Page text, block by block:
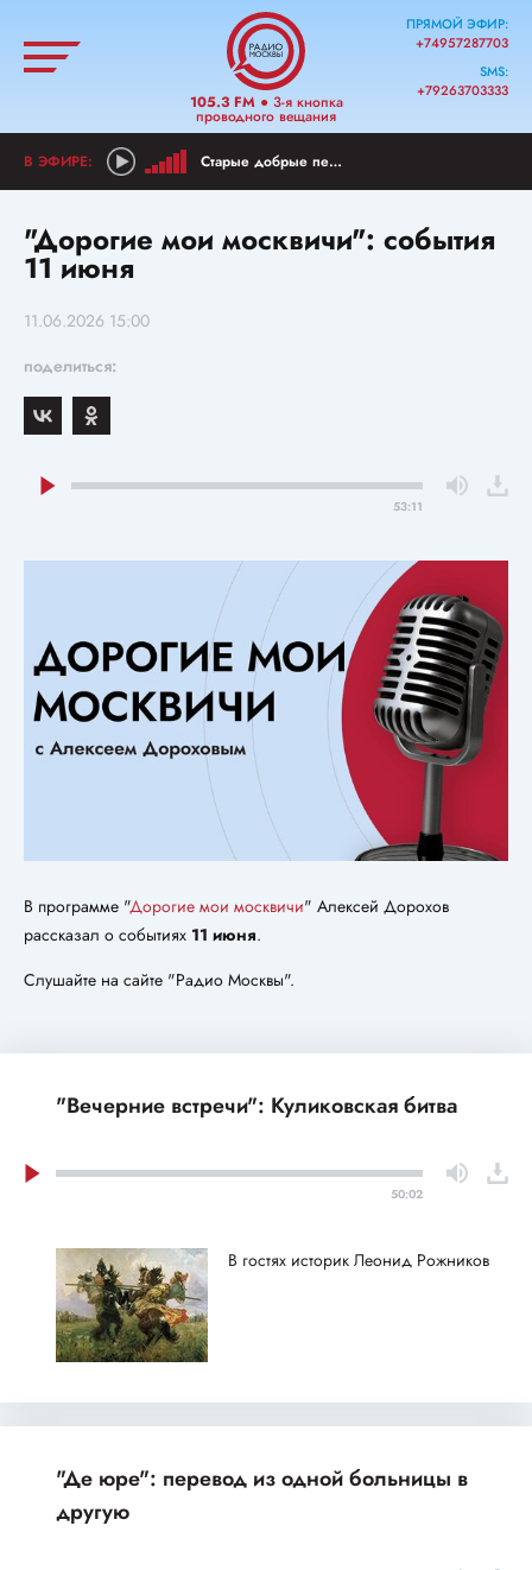
105.3 FM● 3-я кнопка
проводного вещания
ПРЯМОЙ ЭФИР:
+74957287703
SMS:
+79263703333
Старые добрые песни
"Дорогие мои москвичи": события
11 июня
11.06.2026 15:00
поделиться:
53:11
В программе "Дорогие мои москвичи" Алексей Дорохов
рассказал о событиях 11 июня.
Слушайте на сайте "Радио Москвы".
"Вечерние встречи": Куликовская битва
50:02
В гостях историк Леонид Рожников
"Де юре": перевод из одной больницы в
другую